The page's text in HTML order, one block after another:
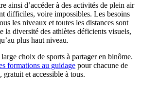
ainsi d’accéder à des activités de plein air
difficiles, voire impossibles. Les besoins
les niveaux et toutes les distances sont
la diversité des athlètes déficients visuels,
plus haut niveau.
choix de sports à partager en binôme.
formations au guidage pour chacune de
gratuit et accessible à tous.